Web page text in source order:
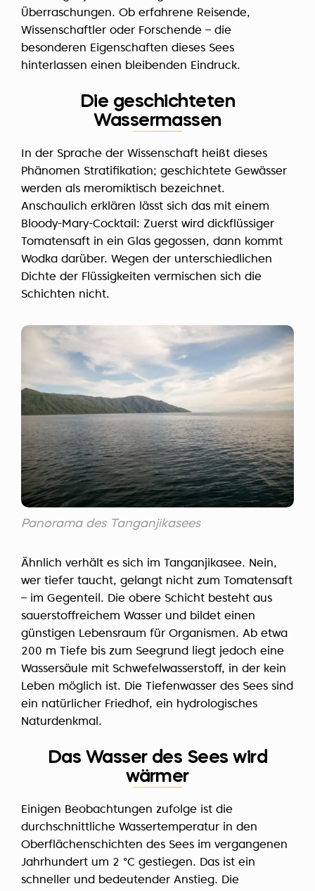
Überraschungen. Ob erfahrene Reisende,
Wissenschaftler oder Forschende – die
besonderen Eigenschaften dieses Sees
hinterlassen einen bleibenden Eindruck.
Die geschichteten
Wassermassen
In der Sprache der Wissenschaft heißt dieses
Phänomen Stratifikation; geschichtete Gewässer
werden als meromiktisch bezeichnet.
Anschaulich erklären lässt sich das mit einem
Bloody-Mary-Cocktail: Zuerst wird dickflüssiger
Tomatensaft in ein Glas gegossen, dann kommt
Wodka darüber. Wegen der unterschiedlichen
Dichte der Flüssigkeiten vermischen sich die
Schichten nicht.
Panorama des Tanganjikasees
Ähnlich verhält es sich im Tanganjikasee. Nein,
wer tiefer taucht, gelangt nicht zum Tomatensaft
– im Gegenteil. Die obere Schicht besteht aus
sauerstoffreichem Wasser und bildet einen
günstigen Lebensraum für Organismen. Ab etwa
200 m Tiefe bis zum Seegrund liegt jedoch eine
Wassersäule mit Schwefelwasserstoff, in der kein
Leben möglich ist. Die Tiefenwasser des Sees sind
ein natürlicher Friedhof, ein hydrologisches
Naturdenkmal.
Das Wasser des Sees wird
wärmer
Einigen Beobachtungen zufolge ist die
durchschnittliche Wassertemperatur in den
Oberflächenschichten des Sees im vergangenen
Jahrhundert um 2 °C gestiegen. Das ist ein
schneller und bedeutender Anstieg. Die